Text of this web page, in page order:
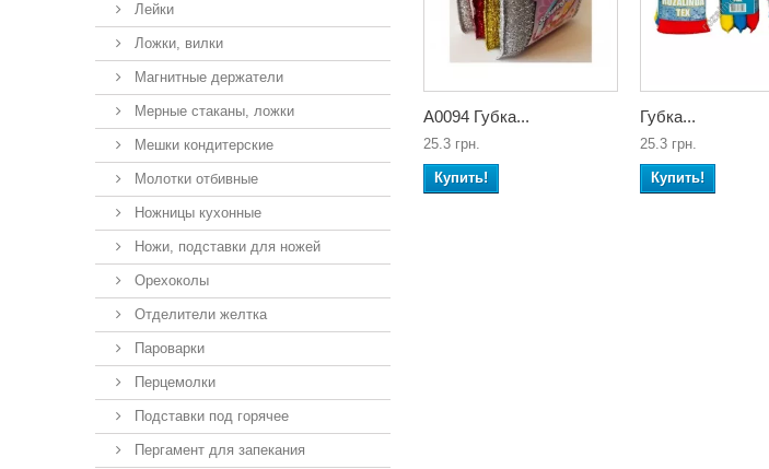
Лейки
Ложки, вилки
Магнитные держатели
Мерные стаканы, ложки
Мешки кондитерские
Молотки отбивные
Ножницы кухонные
Ножи, подставки для ножей
Орехоколы
Отделители желтка
Пароварки
Перцемолки
Подставки под горячее
Пергамент для запекания
А0094 Губка...
25.3 грн.
Купить!
Губка...
25.3 грн.
Купить!